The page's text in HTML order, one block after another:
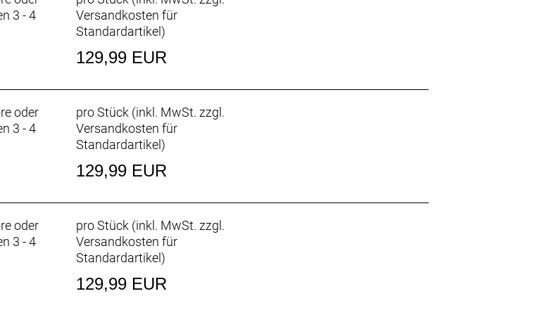
3 - 4
Versandkosten für
Standardartikel)
129,99 EUR
oder
3 - 4
pro Stück (inkl. MwSt. zzgl.
Versandkosten für
Standardartikel)
129,99 EUR
oder
3 - 4
pro Stück (inkl. MwSt. zzgl.
Versandkosten für
Standardartikel)
129,99 EUR